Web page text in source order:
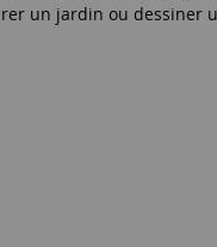
un jardin ou dessiner